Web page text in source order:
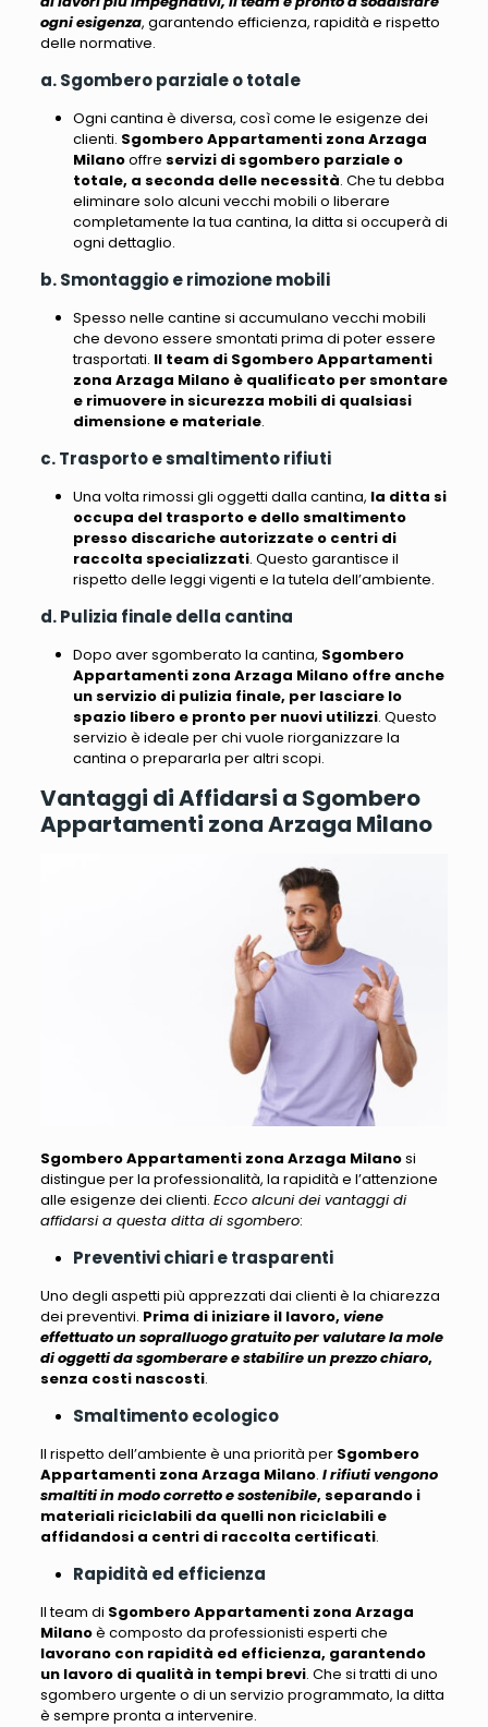
ogni esigenza, garantendo efficienza, rapidità e rispetto
delle normative.
a. Sgombero parziale o totale
Ogni cantina è diversa, così come le esigenze dei
clienti. Sgombero Appartamenti zona Arzaga
Milanooffre servizi di sgombero parziale o
totale, a seconda delle necessità. Che tu debba
eliminare solo alcuni vecchi mobili o liberare
completamente la tua cantina, la ditta si occuperà di
ogni dettaglio.
b. Smontaggio e rimozione mobili
Spesso nelle cantine si accumulano vecchi mobili
che devono essere smontati prima di poter essere
trasportati. Il team di Sgombero Appartamenti
zona Arzaga Milano è qualificato per smontare
e rimuovere in sicurezza mobili di qualsiasi
dimensione e materiale.
c. Trasporto e smaltimento rifiuti
Una volta rimossi gli oggetti dalla cantina, la ditta si
occupa del trasporto e dello smaltimento
presso discariche autorizzate o centri di
raccolta specializzati. Questo garantisce il
rispetto delle leggi vigenti e la tutela dell’ambiente.
d. Pulizia finale della cantina
Dopo aver sgomberato la cantina, Sgombero
Appartamenti zona Arzaga Milano offre anche
un servizio di pulizia finale, per lasciare lo
spazio libero e pronto per nuovi utilizzi. Questo
servizio è ideale per chi vuole riorganizzare la
cantina o prepararla per altri scopi.
Vantaggi di Affidarsi a Sgombero
Appartamenti zona Arzaga Milano
Sgombero Appartamenti zona Arzaga Milanosi
distingue per la professionalità, la rapidità e l’attenzione
alle esigenze dei clienti. Ecco alcuni dei vantaggi di
affidarsi a questa ditta di sgombero:
Preventivi chiari e trasparenti
Uno degli aspetti più apprezzati dai clienti è la chiarezza
dei preventivi. Prima di iniziare il lavoro, viene
effettuato un sopralluogo gratuito per valutare la mole
di oggetti da sgomberare e stabilire un prezzo chiaro,
senza costi nascosti.
Smaltimento ecologico
Il rispetto dell’ambiente è una priorità per Sgombero
Appartamenti zona Arzaga Milano. I rifiuti vengono
smaltiti in modo corretto e sostenibile, separando i
materiali riciclabili da quelli non riciclabili e
affidandosi a centri di raccolta certificati.
Rapidità ed efficienza
Il team di Sgombero Appartamenti zona Arzaga
Milanoè composto da professionisti esperti che
lavorano con rapidità ed efficienza, garantendo
un lavoro di qualità in tempi brevi. Che si tratti di uno
sgombero urgente o di un servizio programmato, la ditta
è sempre pronta a intervenire.